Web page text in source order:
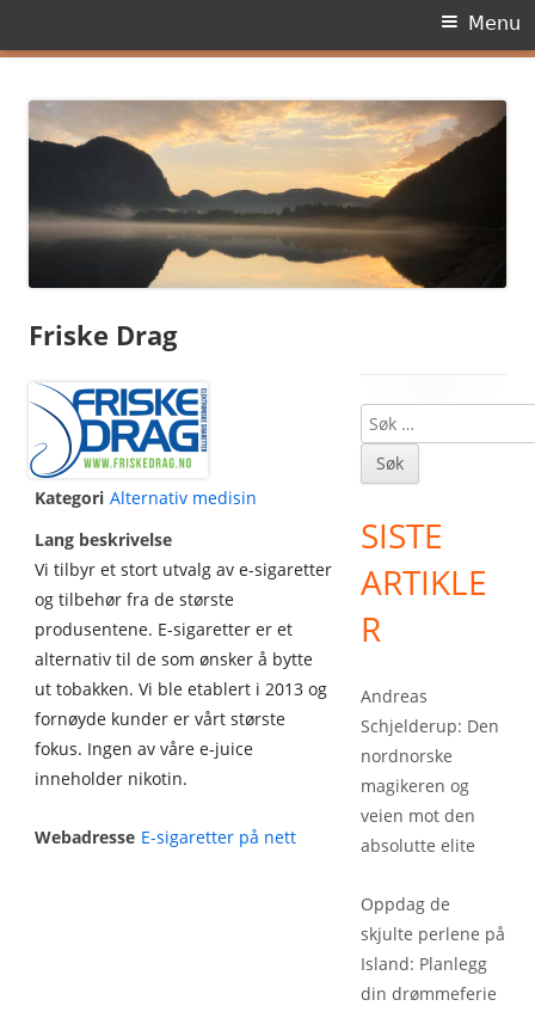
content
Menu
Friske Drag
Kategori Alternativ medisin
Lang beskrivelse
Vi tilbyr et stort utvalg av e-sigaretter
og tilbehør fra de største
produsentene. E-sigaretter er et
alternativ til de som ønsker å bytte
ut tobakken. Vi ble etablert i 2013 og
fornøyde kunder er vårt største
fokus. Ingen av våre e-juice
inneholder nikotin.
Webadresse E-sigaretter på nett
Main
Sidebar
Søk
etter:
SISTE
ARTIKLE
R
Andreas
Schjelderup: Den
nordnorske
magikeren og
veien mot den
absolutte elite
Oppdag de
skjulte perlene på
Island: Planlegg
din drømmeferie